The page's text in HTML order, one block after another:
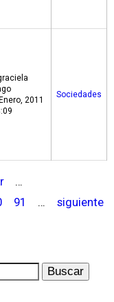
2011
Sociedades
…
91 …
siguiente